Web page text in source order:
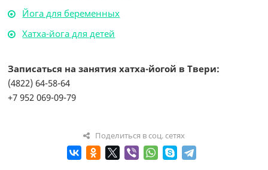
Йога для беременных
Хатха-йога для детей
Записаться на занятия хатха-йогой в Твери:
(4822) 64-58-64
+7 952 069-09-79
Поделиться в соц. сетях